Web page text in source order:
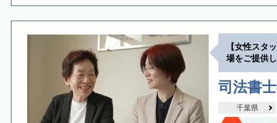
【女性スタ
場をご提供し
司法書
千葉県